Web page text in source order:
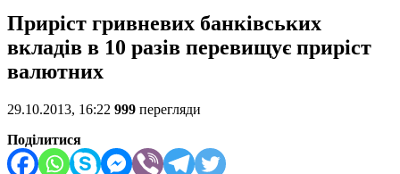
Приріст гривневих банківських
вкладів в 10 разів перевищує приріст
валютних
29.10.2013, 16:22 999 перегляди
Поділитися